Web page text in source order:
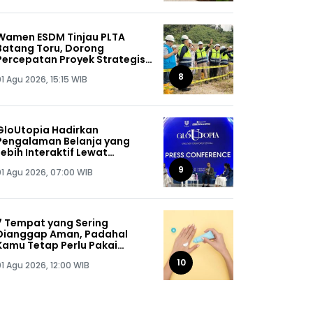
ESDM Tinjau PLTA
Toru, Dorong
Proyek Strategis
Agu 2026, 15:15 WIB 8
Hadirkan
Belanja yang
Interaktif Lewat
Agu 2026, 07:00 WIB 9
Tempat yang Sering
Aman, Padahal
Tetap Perlu Pakai
Agu 2026, 12:00 WIB 10